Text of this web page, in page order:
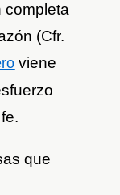
completa
(Cfr.
viene
que